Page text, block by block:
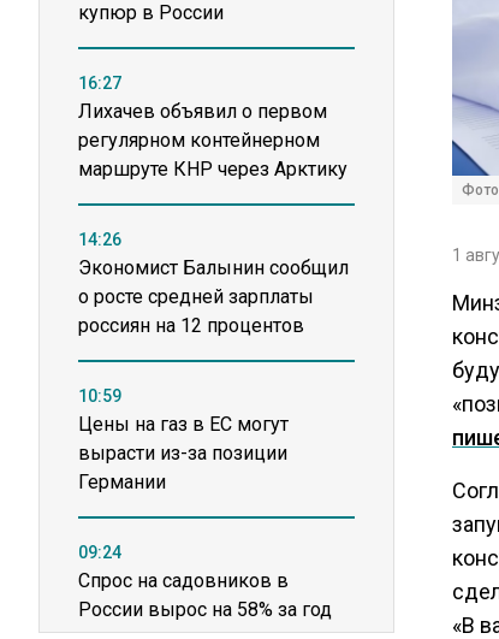
купюр в России
16:27
Лихачев объявил о первом
регулярном контейнерном
маршруте КНР через Арктику
14:26
Экономист Балынин сообщил
о росте средней зарплаты
россиян на 12 процентов
10:59
Цены на газ в ЕС могут
вырасти из-за позиции
Германии
09:24
Спрос на садовников в
России вырос на 58% за год
1
«В